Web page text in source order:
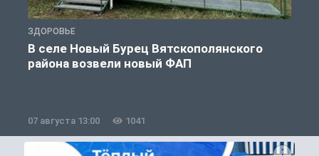
ЗДОРОВЬЕ
В селе Новый Бурец Вятскополянского
района возвели новый ФАП
07 августа 13:00 1041